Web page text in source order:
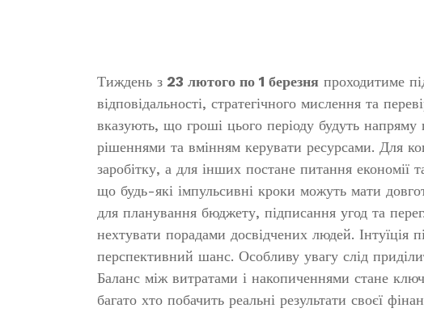
Тиждень з 23 лютого по 1 березня проходитиме
відповідальності, стратегічного мислення та
вказують, що гроші цього періоду будуть напряму
рішеннями та вмінням керувати ресурсами. Для
заробітку, а для інших постане питання економії
що будь-які імпульсивні кроки можуть мати
для планування бюджету, підписання угод та
нехтувати порадами досвідчених людей.
перспективний шанс. Особливу увагу слід
Баланс між витратами і накопиченнями стане
багато хто побачить реальні результати своєї